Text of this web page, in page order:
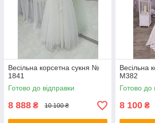
Весільна корсетна сукня №
1841
Готово до відправки
8 888 ₴ 10 100 ₴
Весільна
M382
Готово до
8 100 ₴